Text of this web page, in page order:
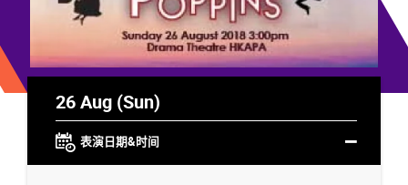
26 Aug (Sun)
表演日期&时间